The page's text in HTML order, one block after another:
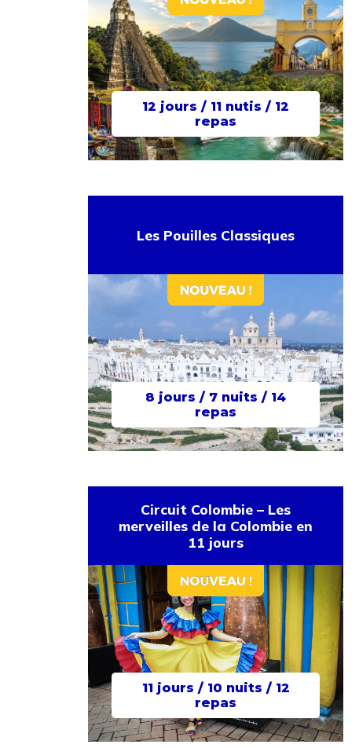
12 jours / 11 nutis / 12
repas
Les Pouilles Classiques
8 jours / 7 nuits / 14
repas
Circuit Colombie – Les
merveilles de la Colombie en
11 jours
11 jours / 10 nuits / 12
repas